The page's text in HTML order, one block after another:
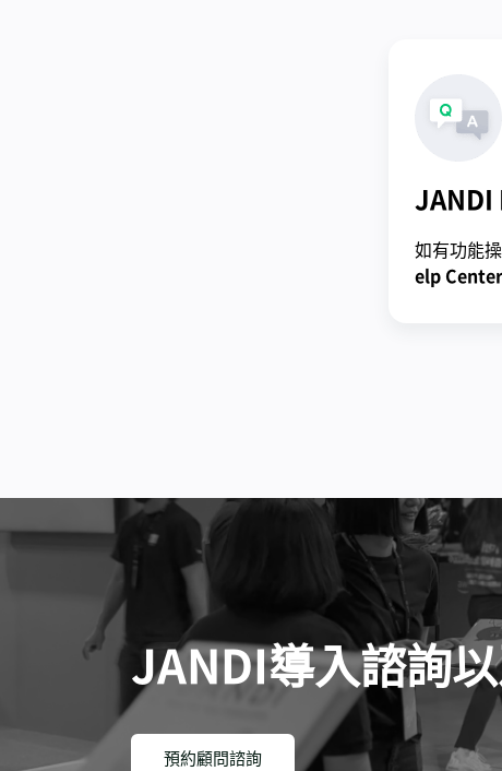
JANDI
如有功能
elp Center
JANDI導入諮詢
預約顧問諮詢